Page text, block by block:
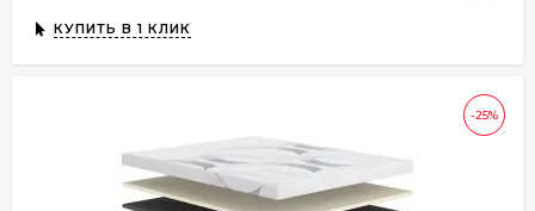
КУПИТЬ В 1 КЛИК
-25%